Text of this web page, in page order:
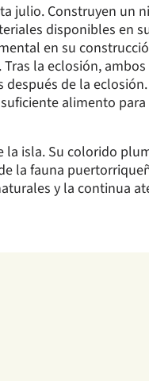
julio. Construyen un
disponibles en
en su
la eclosión, ambos
de la eclosión.
alimento para
la isla. Su colorido
la fauna
y la continua